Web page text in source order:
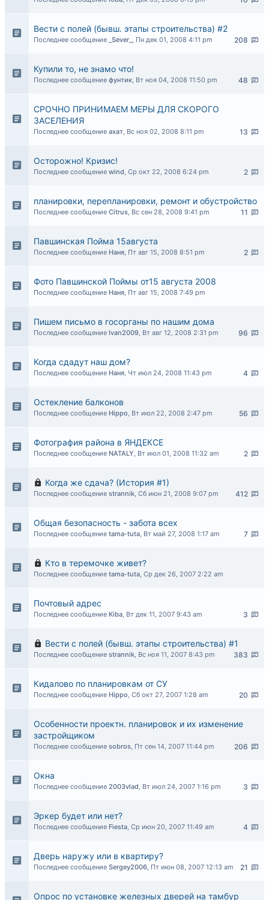
Вести с полей (бывш. этапы строительства) #2
208
Последнее сообщение _Sever_ , Пн дек 01, 2008 4:11 pm
Купили то, не знамо что!
48
Последнее сообщение фунтик, Вт ноя 04, 2008 11:50 pm
СРОЧНО ПРИНИМАЕМ МЕРЫ ДЛЯ СКОРОГО
ЗАСЕЛЕНИЯ
13
Последнее сообщение ахат, Вс ноя 02, 2008 8:11 pm
Осторожно! Кризис!
2
Последнее сообщение wind, Ср окт 22, 2008 6:24 pm
планировки, перепланировки, ремонт и обустройство
11
Последнее сообщение Citrus, Вс сен 28, 2008 9:41 pm
Павшинская Пойма 15августа
2
Последнее сообщение Наня, Пт авг 15, 2008 8:51 pm
Фото Павшинской Поймы от15 августа 2008
Последнее сообщение Наня, Пт авг 15, 2008 7:49 pm
Пишем письмо в госорганы по нашим дома
96
Последнее сообщение Ivan2009, Вт авг 12, 2008 2:31 pm
Когда сдадут наш дом?
4
Последнее сообщение Наня, Чт июл 24, 2008 11:43 pm
Остекление балконов
56
Последнее сообщение Hippo, Вт июл 22, 2008 2:47 pm
Фотография района в ЯНДЕКСЕ
2
Последнее сообщение NATALY, Вт июл 01, 2008 11:32 am
Когда же сдача? (История #1)
412
Последнее сообщение strannik, Сб июн 21, 2008 9:07 pm
Общая безопасность - забота всех
7
Последнее сообщение tama-tuta, Вт май 27, 2008 1:17 am
Кто в теремочке живет?
Последнее сообщение tama-tuta, Ср дек 26, 2007 2:22 am
Почтовый адрес
3
Последнее сообщение Kiba, Вт дек 11, 2007 9:43 am
Вести с полей (бывш. этапы строительства) #1
383
Последнее сообщение strannik, Вс ноя 11, 2007 8:43 pm
Кидалово по планировкам от СУ
20
Последнее сообщение Hippo, Сб окт 27, 2007 1:28 am
Особенности проектн. планировок и их изменение
застройщиком
206
Последнее сообщение sobros, Пт сен 14, 2007 11:44 pm
Окна
3
Последнее сообщение 2003vlad, Вт июл 24, 2007 1:16 pm
Эркер будет или нет?
4
Последнее сообщение Fiesta, Ср июн 20, 2007 11:49 am
Дверь наружу или в квартиру?
21
Последнее сообщение Sergey2006, Пт июн 08, 2007 12:13 am
Опрос по установке железных дверей на тамбур